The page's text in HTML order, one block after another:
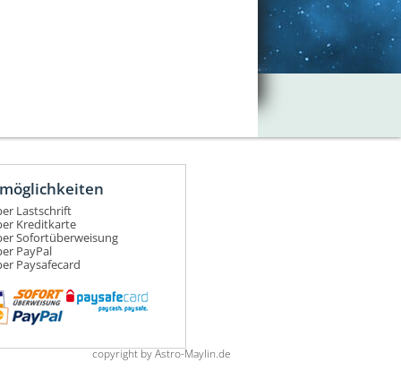
Lastschrift
Kreditkarte
Sofortüberweisung
PayPal
Paysafecard
copyright by Astro-Maylin.de